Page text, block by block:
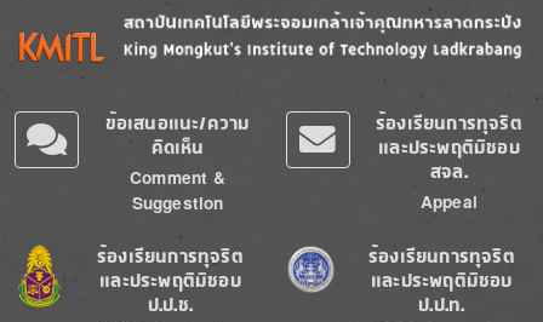
Image
ข้อเสนอแนะ/ความ
คิดเห็น
Comment &
Suggestion
ร้องเรียนการทุจริต
และประพฤติมิชอบ
สจล.
Appeal
Image
ร้องเรียนการทุจริต
และประพฤติมิชอบ
ป.ป.ช.
Image
ร้องเรียนการทุจริต
และประพฤติมิชอบ
ป.ป.ท.